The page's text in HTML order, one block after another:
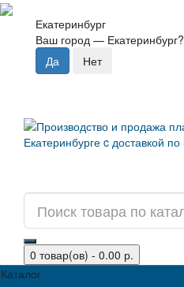
Екатеринбург
Ваш город — Екатеринбург?
0 товар(ов) - 0.00 р.
Каталог